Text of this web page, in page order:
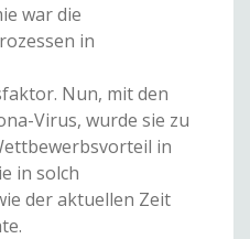
war die
in
Nun, mit den
Virus, wurde sie zu
in
in solch
der aktuellen Zeit